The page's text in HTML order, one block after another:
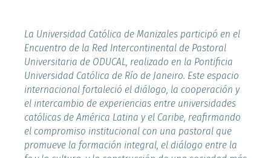
La Universidad Católica de Manizales participó en el
Encuentro de la Red Intercontinental de Pastoral
Universitaria de ODUCAL, realizado en la Pontificia
Universidad Católica de Río de Janeiro. Este espacio
internacional fortaleció el diálogo, la cooperación y
el intercambio de experiencias entre universidades
católicas de América Latina y el Caribe, reafirmando
el compromiso institucional con una pastoral que
promueve la formación integral, el diálogo entre la